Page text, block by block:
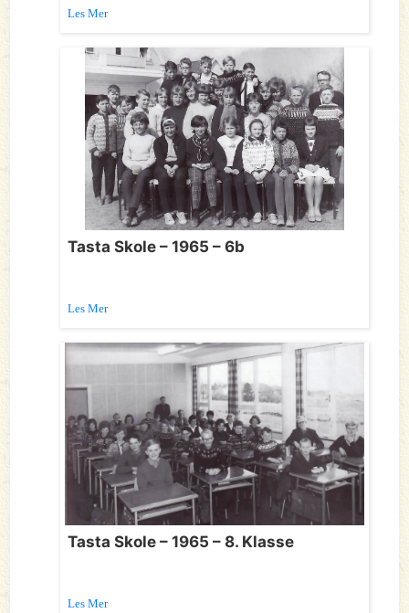
Les Mer
Tasta Skole – 1965 – 6b
Les Mer
Tasta Skole – 1965 – 8. Klasse
Les Mer